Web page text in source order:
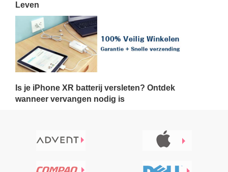
Leven
Is je iPhone XR batterij versleten? Ontdek
wanneer vervangen nodig is